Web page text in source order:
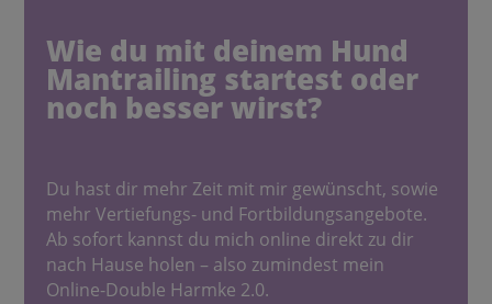
Wie du mit deinem Hund
Mantrailing startest oder
noch besser wirst?
Du hast dir mehr Zeit mit mir gewünscht, sowie
mehr Vertiefungs- und Fortbildungsangebote.
Ab sofort kannst du mich online direkt zu dir
nach Hause holen – also zumindest mein
Online-Double Harmke 2.0.